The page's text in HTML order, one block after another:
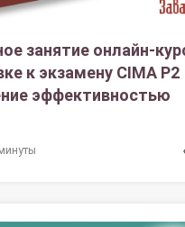
занятие онлайн-
к экзамену CIMA P2
эффективностью